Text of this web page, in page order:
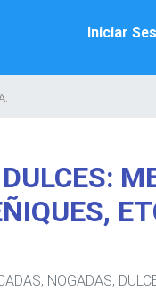
Iniciar
NOGADAS,